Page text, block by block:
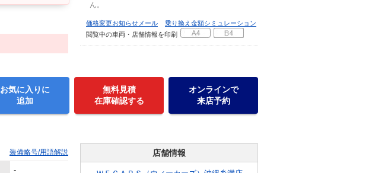
ん。
価格変更お知らせメール
乗り換え金額シミュレーション
閲覧中の車両・店舗情報を印刷
お気に入りに
追加
無料見積
在庫確認する
オンラインで
来店予約
装備略号/用語解説
-
店舗情報